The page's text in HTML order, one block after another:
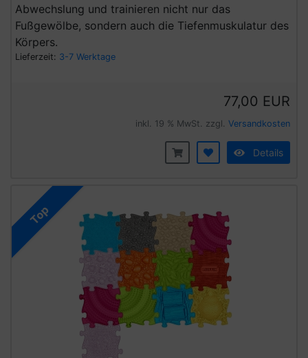
Abwechslung und trainieren nicht nur das
Fußgewölbe, sondern auch die Tiefenmuskulatur des
Körpers.
Lieferzeit: 3-7 Werktage
77,00 EUR
inkl. 19 % MwSt. zzgl. Versandkosten
Details
Top